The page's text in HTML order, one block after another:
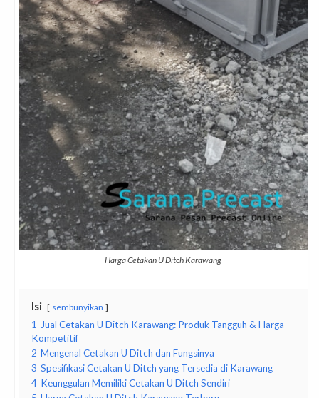
Harga Cetakan U Ditch Karawang
Isi sembunyikan
1
Jual Cetakan U Ditch Karawang: Produk Tangguh & Harga
Kompetitif
2 Mengenal Cetakan U Ditch dan Fungsinya
3 Spesifikasi Cetakan U Ditch yang Tersedia di Karawang
4 Keunggulan Memiliki Cetakan U Ditch Sendiri